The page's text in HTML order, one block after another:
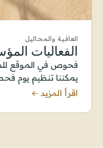
العافية والمحاليل
الفعاليات
فحوص في الموقع
يمكننا تنظيم يوم
اقرأ المزيد ←